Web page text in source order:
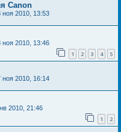
Canon
ноя 2010, 13:53
ноя 2010, 13:46
1 2 3 4 5
ноя 2010, 16:14
2010, 21:46
1 2